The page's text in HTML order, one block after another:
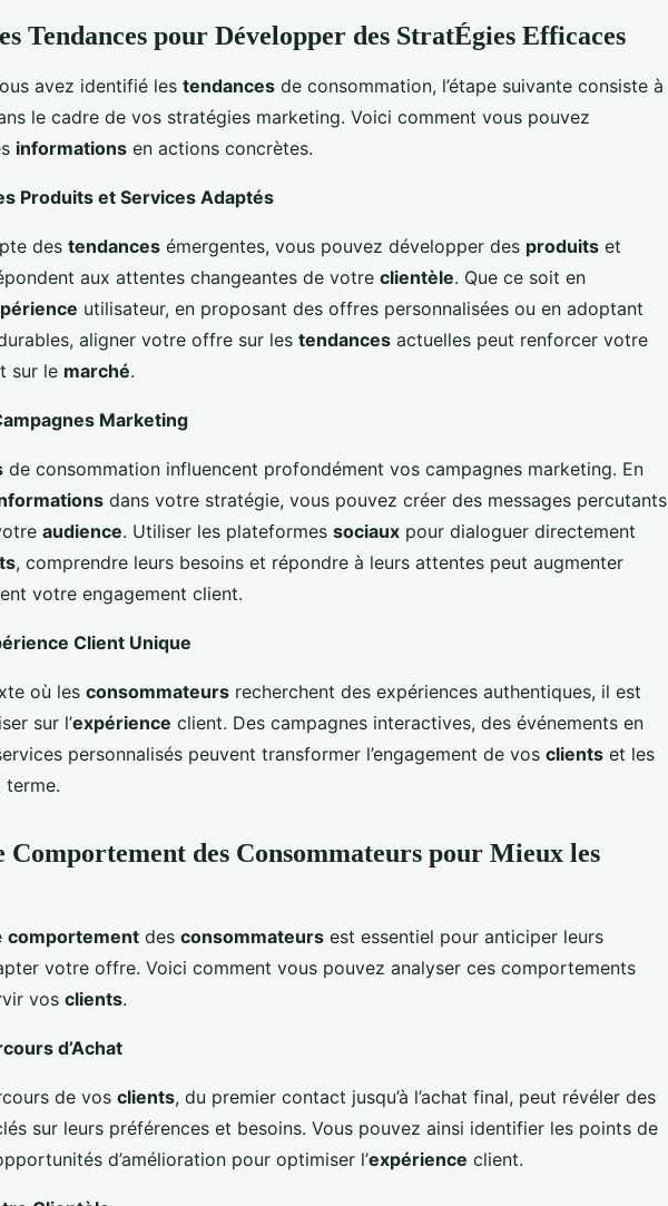
Tendances pour Développer des StratÉgies Efficaces
avez identifié les tendances de consommation, l’étape suivante consiste à
le cadre de vos stratégies marketing. Voici comment vous pouvez
informations en actions concrètes.
Produits et Services Adaptés
des tendances émergentes, vous pouvez développer des produits et
aux attentes changeantes de votre clientèle. Que ce soit en
utilisateur, en proposant des offres personnalisées ou en adoptant
aligner votre offre sur les tendances actuelles peut renforcer votre
sur le marché.
Marketing
de consommation influencent profondément vos campagnes marketing. En
dans votre stratégie, vous pouvez créer des messages percutants
audience. Utiliser les plateformes sociaux pour dialoguer directement
, comprendre leurs besoins et répondre à leurs attentes peut augmenter
votre engagement client.
Client Unique
où les consommateurs recherchent des expériences authentiques, il est
sur l’expérience client. Des campagnes interactives, des événements en
personnalisés peuvent transformer l’engagement de vos clients et les
terme.
Comportement des Consommateurs pour Mieux les
comportement des consommateurs est essentiel pour anticiper leurs
votre offre. Voici comment vous pouvez analyser ces comportements
vos clients.
d’Achat
de vos clients, du premier contact jusqu’à l’achat final, peut révéler des
sur leurs préférences et besoins. Vous pouvez ainsi identifier les points de
d’amélioration pour optimiser l’expérience client.